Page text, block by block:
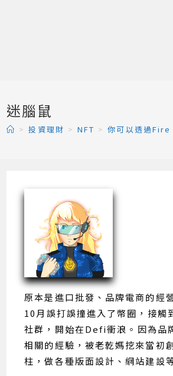
迷腦鼠
> 投資理財 > NFT > 你可以透過
原本是進口批發、品牌電商的經
10月誤打誤撞進入了幣圈，接觸
社群，開始在Defi衝浪。因為品
相關的經驗，被老乾媽挖來當初
柱，做各種版面設計、網站建設